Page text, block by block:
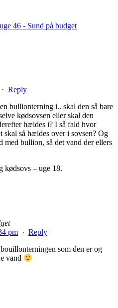
46 - Sund på budget
· Reply
bullionterning i.. skal den så bare
kødsovsen eller skal den
hældes i? I så fald hvor
skal så hældes over i sovsen? Og
med bullion, så det vand der ellers
kødsovs – uge 18.
pm · Reply
som den er og
vand